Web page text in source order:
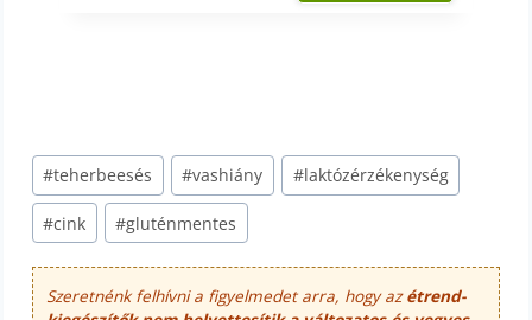
Post
Tags:
#teherbeesés #vashiány #laktózérzékenység
#cink #gluténmentes
Szeretnénk felhívni a figyelmedet arra, hogy azétrend-